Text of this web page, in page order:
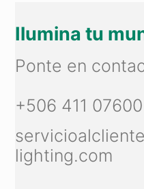
Ilumina tu
Ponte en
+506 411 07600
lighting.com